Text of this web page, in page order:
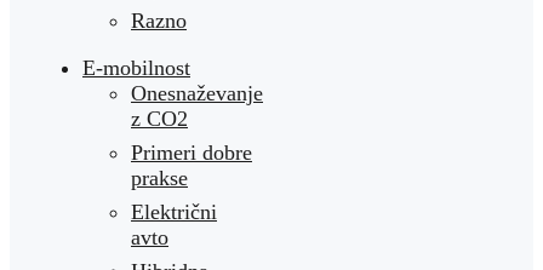
Razno
E-mobilnost
Onesnaževanje
z CO2
Primeri dobre
prakse
Električni
avto